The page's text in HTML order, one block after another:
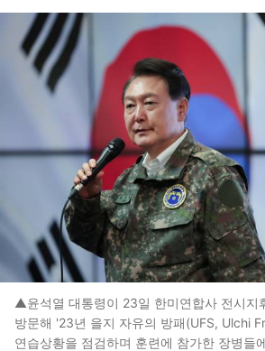
▲윤석열 대통령이 23일 한미연합사 전시지
방문해 '23년 을지 자유의 방패(UFS, Ulchi
연습상황을 점검하며 훈련에 참가한 장병들